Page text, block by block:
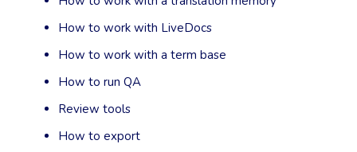
How to work with LiveDocs
How to work with a term base
How to run QA
Review tools
How to export